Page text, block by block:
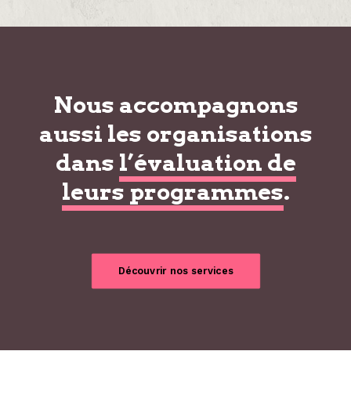
Nous accompagnons
aussi les organisations
dans l’évaluation de
leurs programmes.
Découvrir nos services